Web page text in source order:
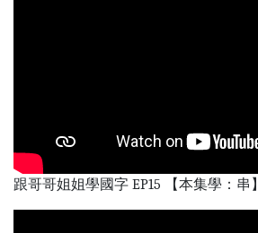
跟哥哥姐姐學國字 EP15 【本集學：串】